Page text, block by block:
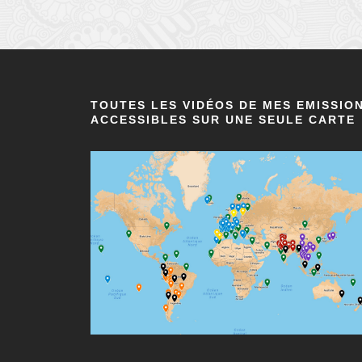
TOUTES LES VIDÉOS DE MES
ACCESSIBLES SUR UNE SEULE CARTE